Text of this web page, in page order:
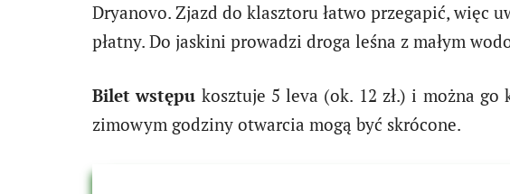
Dryanovo. Zjazd do klasztoru łatwo przegapić, więc
płatny. Do jaskini prowadzi droga leśna z małym
Bilet wstępu kosztuje 5 leva (ok. 12 zł.) i można
zimowym godziny otwarcia mogą być skrócone.